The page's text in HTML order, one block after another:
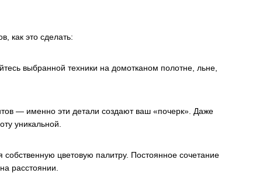
как это сделать:
выбранной техники на домотканом полотне, льне,
— именно эти детали создают ваш «почерк». Даже
уникальной.
цветовую палитру. Постоянное сочетание
расстоянии.